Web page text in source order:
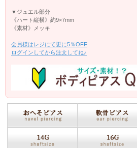
▼ジュエル部分
《ハート縦横》約9×7mm
《素材》メッキ
会員様はレジにて更に5％OFF
ログインしてから注文してね♪